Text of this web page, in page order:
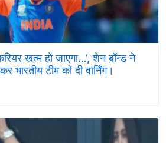
खत्म हो जाएगा…’, शेन बॉन्ड ने
भारतीय टीम को दी वार्निंग।